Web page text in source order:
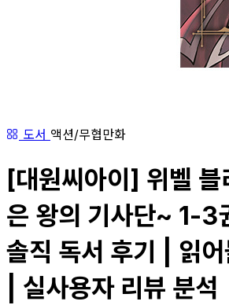
도서 액션/무협만화
[대원씨아이] 위벨
은 왕의 기사단~ 1-
솔직 독서 후기 | 읽
| 실사용자 리뷰 분석